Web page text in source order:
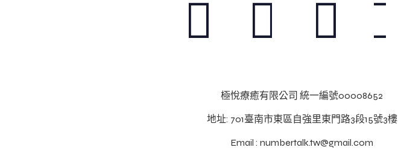
極悅療癒有限公司 統一編號00008652
地址: 701臺南市東區自強里東門路3段15號3樓
Email : numbertalk.tw@gmail.com